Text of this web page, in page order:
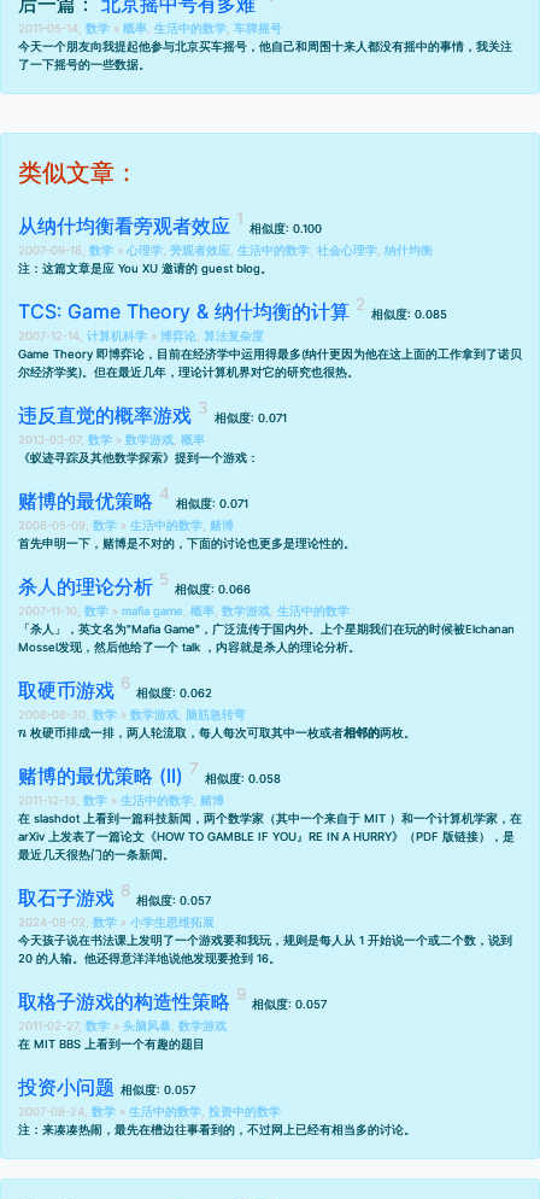
2011-05-14, 数学 » 概率 生活中的数学 车牌摇号
今天一个朋友向我提起他参与北京买车摇号，他自己和周围十来人都没有摇中的事情，我关注
了一下摇号的一些数据。
类似文章：
从纳什均衡看旁观者效应
相似度: 0.100
2007-09-18, 数学 » 心理学 旁观者效应 生活中的数学 社会心理学 纳什均衡
注：这篇文章是应 You XU 邀请的 guest blog。
TCS: Game Theory & 纳什均衡的计算
相似度: 0.085
2007-12-14, 计算机科学 » 博弈论 算法复杂度
Game Theory 即博弈论，目前在经济学中运用得最多(纳什更因为他在这上面的工作拿到了诺贝
尔经济学奖)。但在最近几年，理论计算机界对它的研究也很热。
违反直觉的概率游戏
相似度: 0.071
2013-03-07, 数学 » 数学游戏 概率
《蚁迹寻踪及其他数学探索》提到一个游戏：
赌博的最优策略
相似度: 0.071
2008-05-09, 数学 » 生活中的数学
赌博
首先申明一下，赌博是不对的，下面的讨论也更多是理论性的。
杀人的理论分析
相似度: 0.066
2007-11-10, 数学 » mafia game 概率 数学游戏 生活中的数学
「杀人」，英文名为"Mafia Game"，广泛流传于国内外。上个星期我们在玩的时候被Elchanan
Mossel发现，然后他给了一个 talk ，内容就是杀人的理论分析。
取硬币游戏
相似度: 0.062
2008-08-30, 数学 » 数学游戏 脑筋急转弯
枚硬币排成一排，两人轮流取，每人每次可取其中一枚或者相邻的两枚。
赌博的最优策略 (II)
相似度: 0.058
2011-12-13, 数学 » 生活中的数学
赌博
在 slashdot 上看到一篇科技新闻 ，两个数学家（其中一个来自于 MIT ）和一个计算机学家，在
arXiv 上发表了一篇论文《HOW TO GAMBLE IF YOU』RE IN A HURRY》（PDF 版链接），是
最近几天很热门的一条新闻。
取石子游戏
相似度: 0.057
2024-08-02, 数学 » 小学生思维拓展
今天孩子说在书法课上发明了一个游戏要和我玩，规则是每人从 1 开始说一个或二个数，说到
20 的人输。他还得意洋洋地说他发现要抢到 16。
取格子游戏的构造性策略
相似度: 0.057
2011-02-27, 数学 » 头脑风暴 数学游戏
在 MIT BBS 上看到一个有趣的题目
投资小问题 相似度: 0.057
2007-08-24, 数学 » 生活中的数学 投资中的数学
注：来凑凑热闹，最先在槽边往事看到的，不过网上已经有相当多的讨论